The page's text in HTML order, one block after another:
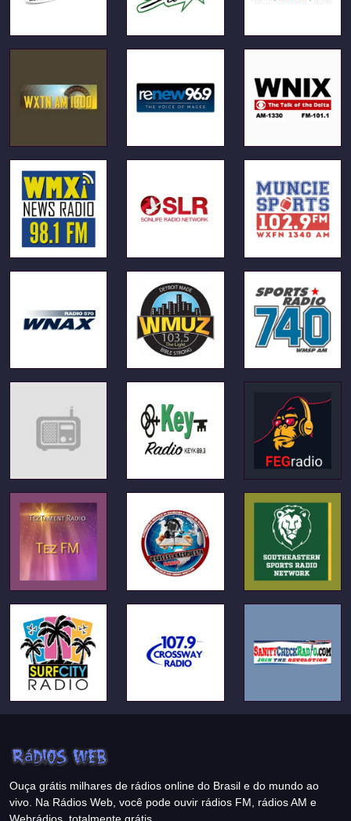
Ouça grátis milhares de rádios online do Brasil e do mundo ao
vivo. Na Rádios Web, você pode ouvir rádios FM, rádios AM e